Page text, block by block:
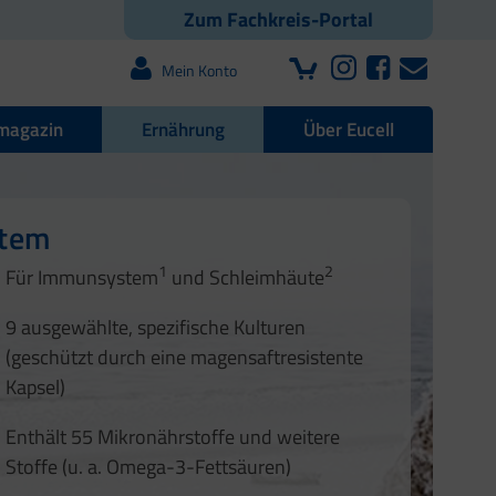
Zum Fachkreis-Portal
Mein Konto
Ernährung Über Eucell
Für Immunsystem1 und Schleimhäute2
9 ausgewählte, spezifische Kulturen
(geschützt durch eine magensaftresistente
Kapsel)
Enthält 55 Mikronährstoffe und weitere
Stoffe (u. a. Omega-3-Fettsäuren)
Nägel
1 2 3
4
3